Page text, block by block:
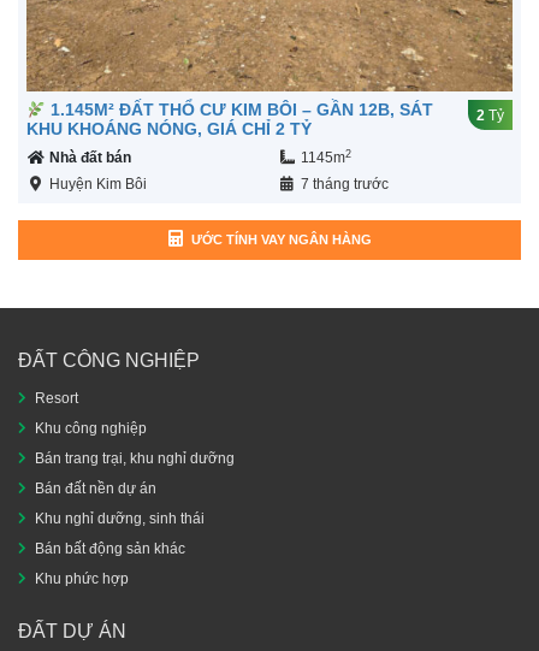
1.145M² ĐẤT THỔ CƯ KIM BÔI – GẦN 12B, SÁT
KHU KHOÁNG NÓNG, GIÁ CHỈ 2 TỶ
2 Tỷ
Nhà đất bán 1145m2
Huyện Kim Bôi 7 tháng trước
ƯỚC TÍNH VAY NGÂN HÀNG
ĐẤT CÔNG NGHIỆP
Resort
Khu công nghiệp
Bán trang trại, khu nghỉ dưỡng
Bán đất nền dự án
Khu nghỉ dưỡng, sinh thái
Bán bất động sản khác
Khu phức hợp
ĐẤT DỰ ÁN